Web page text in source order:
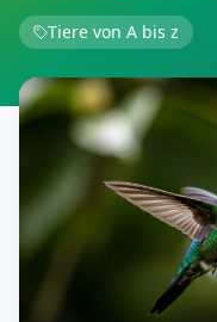
Tiere von A bis z